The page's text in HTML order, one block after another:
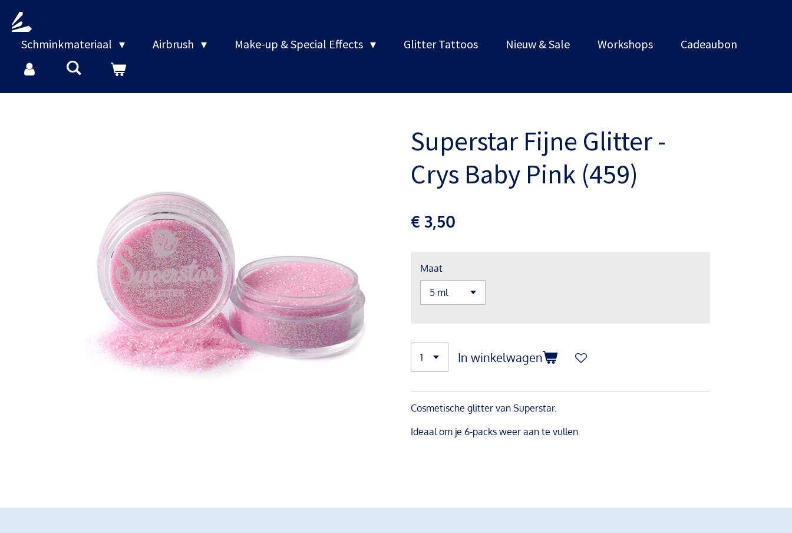
direct
naar
hoofdinhoud
Schminkmateriaal Airbrush Make-up & Special Effects Glitter Tattoos Nieuw & Sale Workshops Cadeaubon
Superstar Fijne Glitter -
Crys Baby Pink (459)
€ 3,50
Maat
In winkelwagen
Cosmetische glitter van Superstar.
Ideaal om je 6-packs weer aan te vullen